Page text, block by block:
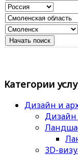
Категории
Дизайн и
Дизайн
3D-